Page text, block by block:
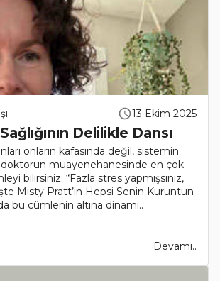
13 Ekim 2025
Delilikle Dansı
onların kafasında değil, sistemin
doktorun muayenehanesinde en çok
bilirsiniz: “Fazla stres yapmışsınız,
Misty Pratt’in Hepsi Senin Kuruntun
bu cümlenin altına dinami..
Devamı..